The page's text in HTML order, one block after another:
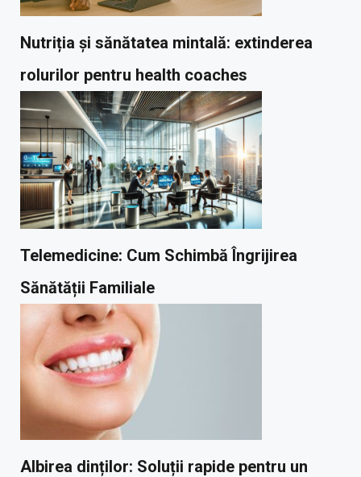
Nutriția și sănătatea mintală: extinderea
rolurilor pentru health coaches
Telemedicine: Cum Schimbă Îngrijirea
Sănătății Familiale
Albirea dinților: Soluții rapide pentru un